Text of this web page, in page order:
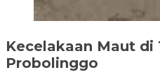
Kecelakaan Maut di
Probolinggo